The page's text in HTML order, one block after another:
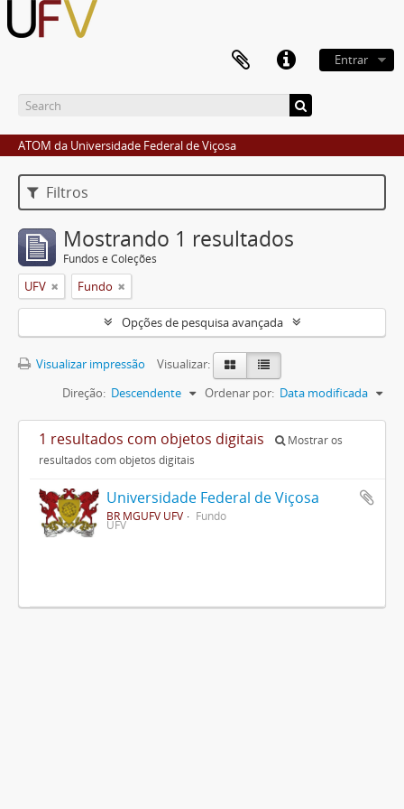
Entrar
ATOM da Universidade Federal de Viçosa
Filtros
Mostrando 1 resultados
Fundos e Coleções
UFV Fundo
Opções de pesquisa avançada
Visualizar impressão
Visualizar:
Ordenar por: Data modificada
Direção: Descendente
1 resultados com objetos digitais
Mostrar os
resultados com objetos digitais
Universidade Federal de Viçosa
BR MGUFV UFV Fundo
UFV